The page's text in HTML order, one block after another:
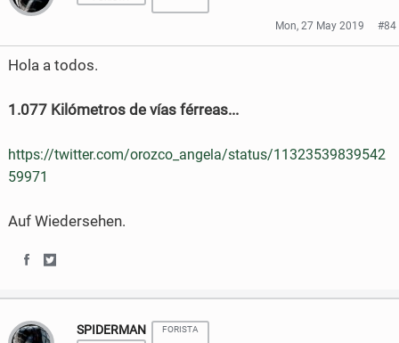
r
e
n
a
b
o
o
r
e
n
w
t
e
r
Mon, 27 May 2019 #84
Hola a todos.
1.077 Kilómetros de vías férreas...
https://twitter.com/orozco_angela/status/11323539839542
59971
Auf Wiedersehen.
a a SPIDERMAN FORISTA